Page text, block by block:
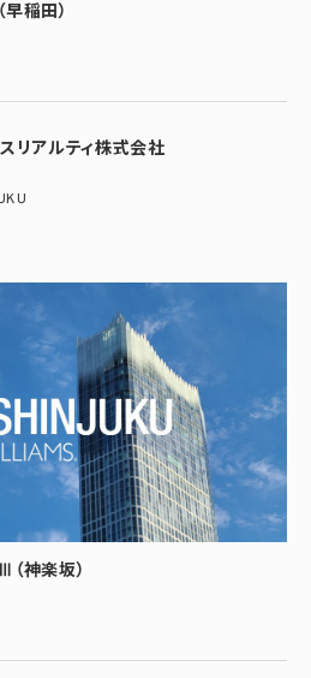
稲田）
リアルティ株式会社
神楽坂）